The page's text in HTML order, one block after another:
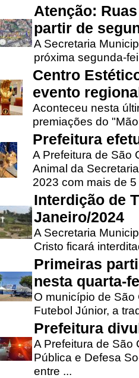
Atenção:
partir de
A Secretaria
próxima segunda-
Centro
evento
Aconteceu nesta
premiações do
Prefeitura
A Prefeitura de São
Animal da
2023 com mais de 5
Interdição de
Janeiro/2024
A Secretaria
Cristo ficará
Primeiras
nesta quarta-
O município de
Futebol Júnior, a
Prefeitura
A Prefeitura de São
Pública e Defesa
entre ...